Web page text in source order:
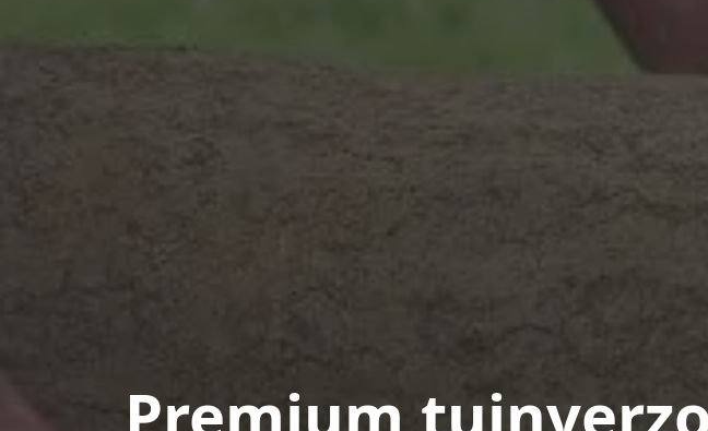
Premium